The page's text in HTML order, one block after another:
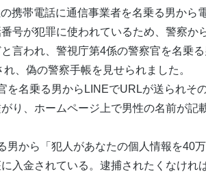
携帯電話に通信事業者を名乗る男から
号が犯罪に使われているため、警察か
言われ、警視庁第4係の警察官を名乗
、偽の警察手帳を見せられました。
を名乗る男からLINEでURLが送られそ
り、ホームページ上で男性の名前が記
男から「犯人があなたの個人情報を40
入金されている。逮捕されたくなけれ